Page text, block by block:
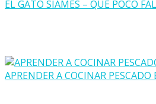
EL GATO SIAMÉS – QUE POCO
APRENDER A COCINAR